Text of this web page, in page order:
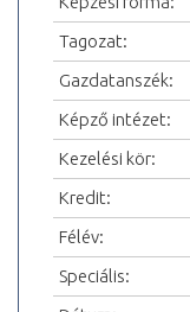
Tagozat:
Gazdatanszék:
Képző intézet:
Kezelési kör:
Kredit:
Félév:
Speciális: